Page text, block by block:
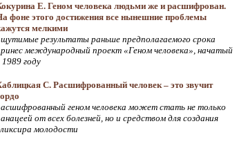
Е. Геном человека людьми же и расшифрован.
фоне этого достижения все нынешние проблемы
мелкими
результаты раньше предполагаемого срока
международный проект «Геном человека», начатый
1989 году
С. Расшифрованный человек – это звучит
геном человека может стать не только
от всех болезней, но и средством для создания
молодости